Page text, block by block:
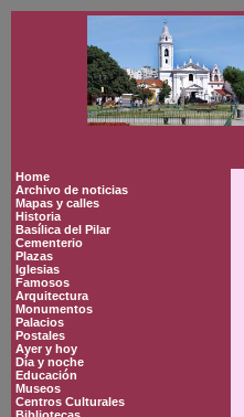
Home
Archivo de noticias
Mapas y calles
Historia
Basílica del Pilar
Cementerio
Plazas
Iglesias
Famosos
Arquitectura
Monumentos
Palacios
Postales
Ayer y hoy
Día y noche
Educación
Museos
Centros Culturales